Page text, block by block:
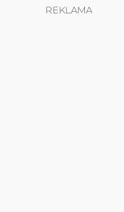
REKLAMA